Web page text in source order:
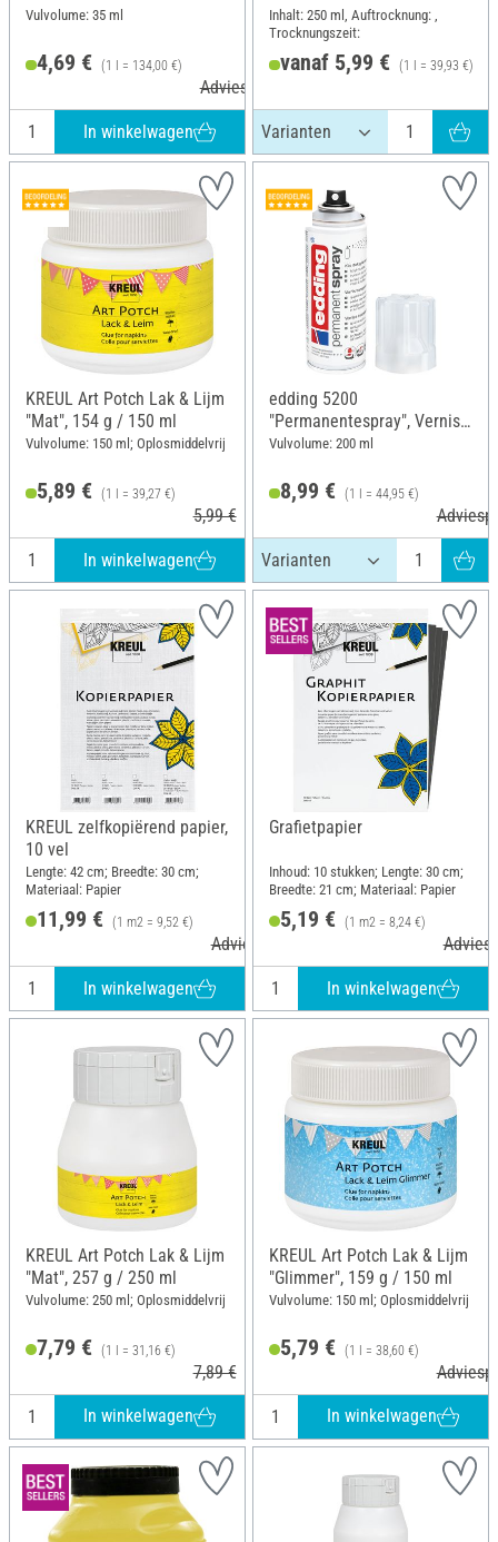
Vulvolume: 35 ml
4,69 € (1 l = 134,00 €)
Adviesprijs 7,30 €
In winkelwagen
Inhalt: 250 ml, Auftrocknung: ,
Trocknungszeit:
vanaf 5,99 € (1 l = 39,93 €)
KREUL Art Potch Lak & Lijm
"Mat", 154 g / 150 ml
Vulvolume: 150 ml; Oplosmiddelvrij
5,89 € (1 l = 39,27 €)
5,99 €
In winkelwagen
edding 5200
"Permanentespray", Vernis
of blanke
Vulvolume: 200 ml
8,99 € (1 l = 44,95 €)
KREUL zelfkopiërend papier,
10 vel
Lengte: 42 cm; Breedte: 30 cm;
Materiaal: Papier
11,99 € (1 m2 = 9,52 €)
Adviesprijs 14,49 €
In winkelwagen
Grafietpapier
Inhoud: 10 stukken; Lengte: 30 cm;
Breedte: 21 cm; Materiaal: Papier
5,19 € (1 m2 = 8,24 €)
In winkelwagen
KREUL Art Potch Lak & Lijm
"Mat", 257 g / 250 ml
Vulvolume: 250 ml; Oplosmiddelvrij
7,79 € (1 l = 31,16 €)
7,89 €
In winkelwagen
KREUL Art Potch Lak & Lijm
"Glimmer", 159 g / 150 ml
Vulvolume: 150 ml; Oplosmiddelvrij
5,79 € (1 l = 38,60 €)
In winkelwagen